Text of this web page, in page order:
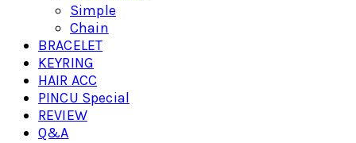
Simple
Chain
BRACELET
KEYRING
HAIR ACC
PINCU Special
REVIEW
Q&A